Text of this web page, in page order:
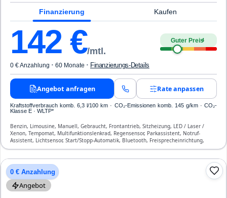
Finanzierung Kaufen
142 €/mtl.
Guter Preis4
0 € Anzahlung · 60 Monate · Finanzierungs-Details
Angebot anfragen Rate anpassen
Kraftstoffverbrauch komb. 6,3 l/100 km · CO₂-Emissionen komb. 145 g/km · CO₂-
Klasse E · WLTP*
Benzin, Limousine, Manuell, Gebraucht, Frontantrieb, Sitzheizung, LED / Laser /
Xenon, Tempomat, Multifunktionslenkrad, Regensensor, Parkassistent, Notruf-
Assistent, Lichtsensor, Start/Stopp-Automatik, Bluetooth, Freisprecheinrichtung,
Verkehrszeichen-Erkennung, ESP, ABS, Klimaautomatik, Front-, Seiten- und weitere
0 € Anzahlung
Angebot